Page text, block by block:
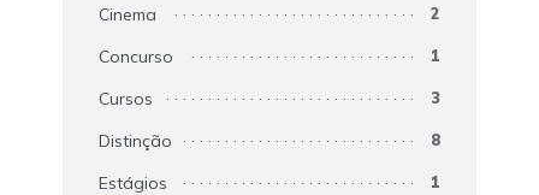
Cinema 2
Concurso 1
Cursos 3
Distinção 8
Estágios 1